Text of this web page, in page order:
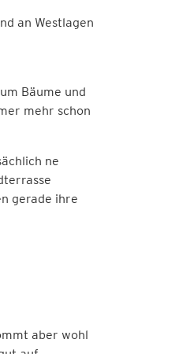
an Westlagen
Bäume und
mehr schon
ne
gerade ihre
aber wohl